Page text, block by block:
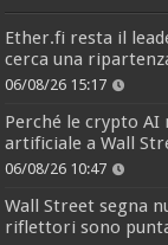
Ether.fi resta il
cerca una
06/08/26 15:17
Perché le crypto AI
artificiale a Wall
06/08/26 10:47
Wall Street segna
riflettori sono